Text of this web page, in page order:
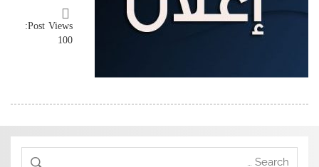
Post Views:
100